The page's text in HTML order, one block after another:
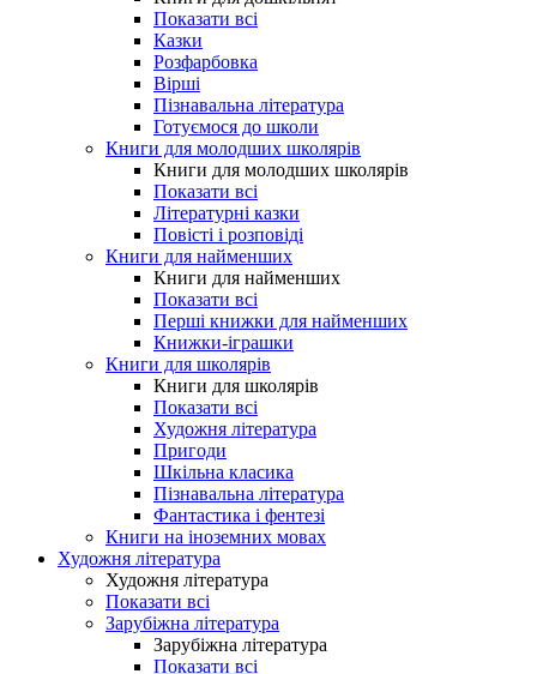
Показати всі
Казки
Розфарбовка
Вірші
Пізнавальна література
Готуємося до школи
Книги для молодших школярів
Книги для молодших школярів
Показати всі
Літературні казки
Повісті і розповіді
Книги для найменших
Книги для найменших
Показати всі
Перші книжки для найменших
Книжки-іграшки
Книги для школярів
Книги для школярів
Показати всі
Художня література
Пригоди
Шкільна класика
Пізнавальна література
Фантастика і фентезі
Книги на іноземних мовах
Художня література
Художня література
Показати всі
Зарубіжна література
Зарубіжна література
Показати всі